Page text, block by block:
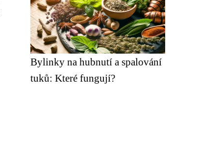
Bylinky na hubnutí a spalování
tuků: Které fungují?